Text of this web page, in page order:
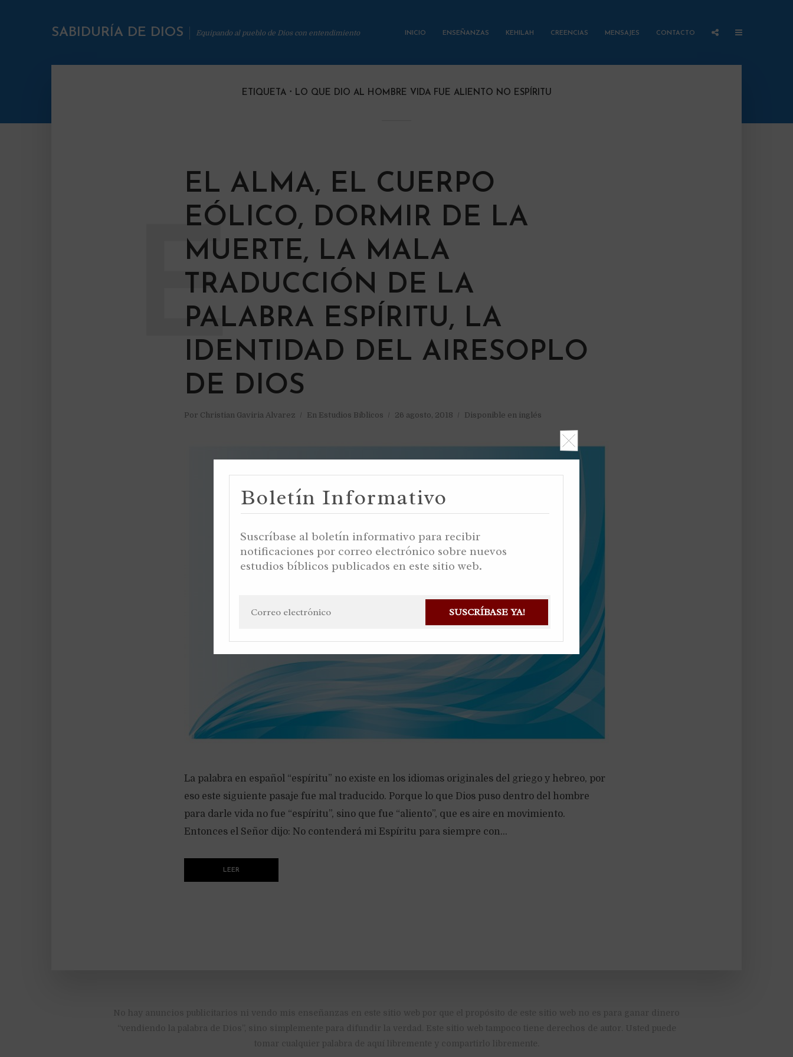
SABIDURÍA DE DIOS Equipando al pueblo de Dios con entendimiento INICIO ENSEÑANZAS KEHILAH CREENCIAS MENSAJES CONTACTO
ETIQUETA LO QUE DIO AL HOMBRE VIDA FUE ALIENTO NO ESPÍRITU
EL ALMA, EL CUERPO
EÓLICO, DORMIR DE LA
MUERTE, LA MALA
TRADUCCIÓN DE LA
PALABRA ESPÍRITU, LA
IDENTIDAD DEL AIRESOPLO
DE DIOS
Por Christian Gaviria Alvarez En Estudios Bíblicos 26 agosto, 2018 Disponible en inglés
E
La palabra en español “espíritu” no existe en los idiomas originales del griego y hebreo, por
eso este siguiente pasaje fue mal traducido. Porque lo que Dios puso dentro del hombre
para darle vida no fue “espíritu”, sino que fue “aliento”, que es aire en movimiento.
Entonces el Señor dijo: No contenderá mi Espíritu para siempre con...
LEER
“vendiendo la palabra de Dios”, sino simplemente para difundir la verdad. Este sitio web tampoco tiene derechos de autor. Usted puede
tomar cualquier palabra de aquí libremente y compartirlo libremente.
SUSCRÍBASE YA!
Boletín Informativo
Suscríbase al boletín informativo para recibir
notificaciones por correo electrónico sobre nuevos
estudios bíblicos publicados en este sitio web.